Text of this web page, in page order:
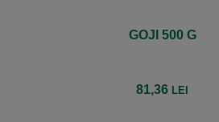
GOJI 500 G
81,36 LEI